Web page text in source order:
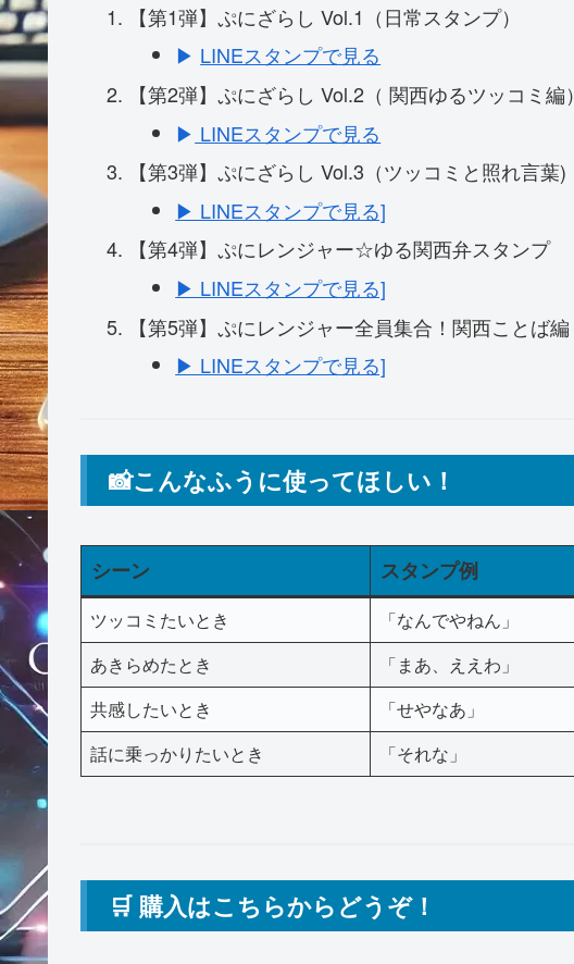
【第1弾】ぷにざらし Vol.1（日常スタンプ）
▶ LINEスタンプで見る
【第2弾】ぷにざらし Vol.2（ 関西ゆるツッコミ編）
▶ LINEスタンプで見る
【第3弾】ぷにざらし Vol.3（ツッコミと照れ言葉)
▶ LINEスタンプで見る]
【第4弾】ぷにレンジャー☆ゆる関西弁スタンプ
▶ LINEスタンプで見る]
【第5弾】ぷにレンジャー全員集合！関西ことば編
▶ LINEスタンプで見る]
📸こんなふうに使ってほしい！
シーン スタンプ例
ツッコミたいとき 「なんでやねん」
あきらめたとき
「まあ、ええわ」
共感したいとき
「せやなあ」
話に乗っかりたいとき
「それな」
🛒 購入はこちらからどうぞ！